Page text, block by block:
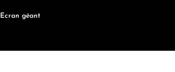
Ecran géant